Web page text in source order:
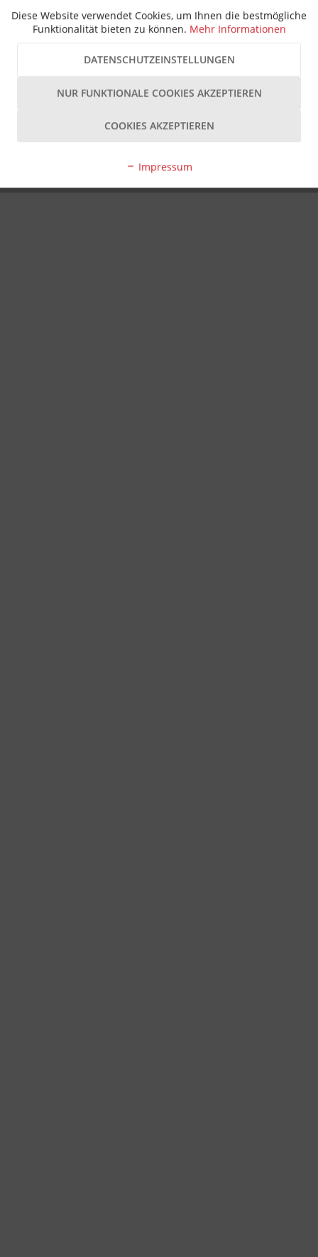
Diese Website verwendet Cookies, um Ihnen die bestmögliche
Funktionalität bieten zu können. Mehr Informationen
DATENSCHUTZEINSTELLUNGEN
NUR FUNKTIONALE COOKIES AKZEPTIEREN
COOKIES AKZEPTIEREN
Impressum